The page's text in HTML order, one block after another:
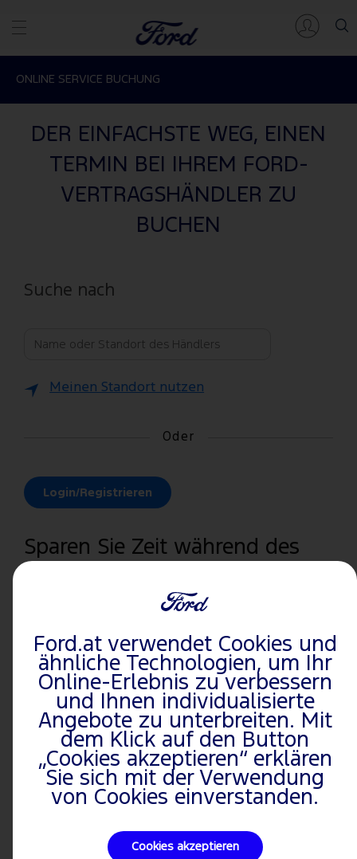
ONLINE SERVICE BUCHUNG
DER EINFACHSTE WEG, EINEN
TERMIN BEI IHREM FORD-
VERTRAGSHÄNDLER ZU
BUCHEN
Suche nach
Meinen Standort nutzen
Oder
Login/Registrieren
Sparen Sie Zeit während des
Mit der
Anmeldung/Registrierung
werden Ihre gespeicherten
Fahrzeuginformationen
abgerufen sowie Ihr
bevorzugter Ford Partner
Ford.at verwendet Cookies und
ähnliche Technologien, um Ihr
Online-Erlebnis zu verbessern
und Ihnen individualisierte
Angebote zu unterbreiten. Mit
dem Klick auf den Button
„Cookies akzeptieren“ erklären
Sie sich mit der Verwendung
von Cookies einverstanden.
Cookies akzeptieren